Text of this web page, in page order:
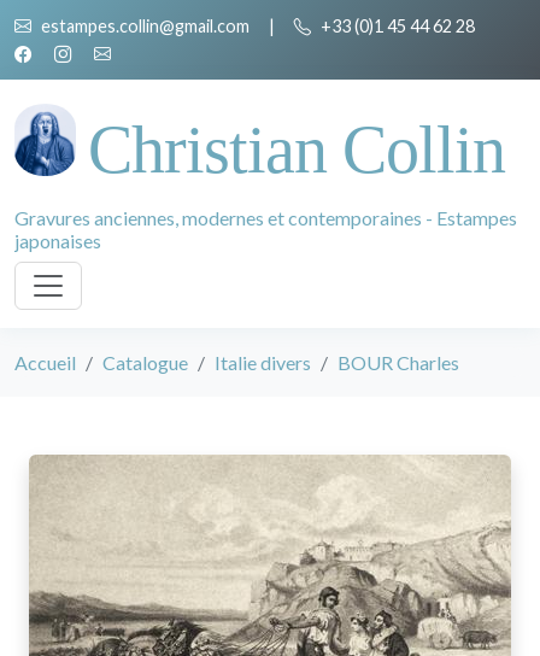
estampes.collin@gmail.com | +33 (0)1 45 44 62 28
Christian Collin
Gravures anciennes, modernes et contemporaines - Estampes
japonaises
Accueil Catalogue Italie divers BOUR Charles